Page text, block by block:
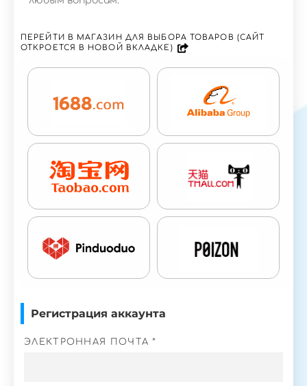
ПЕРЕЙТИ В МАГАЗИН ДЛЯ ВЫБОРА ТОВАРОВ (САЙТ
ОТКРОЕТСЯ В НОВОЙ ВКЛАДКЕ)
Регистрация аккаунта
ЭЛЕКТРОННАЯ ПОЧТА *